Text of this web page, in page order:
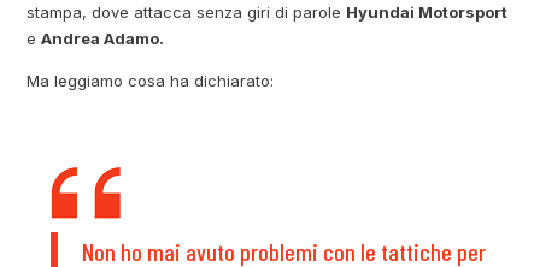
stampa, dove attacca senza giri di parole Hyundai Motorsport
eAndrea Adamo.
Ma leggiamo cosa ha dichiarato:
Non ho mai avuto problemi con le tattiche per